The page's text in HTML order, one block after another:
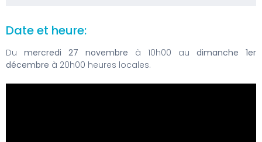
Date et heure:
Du mercredi 27 novembre à 10h00 au dimanche 1er
décembre à 20h00 heures locales.